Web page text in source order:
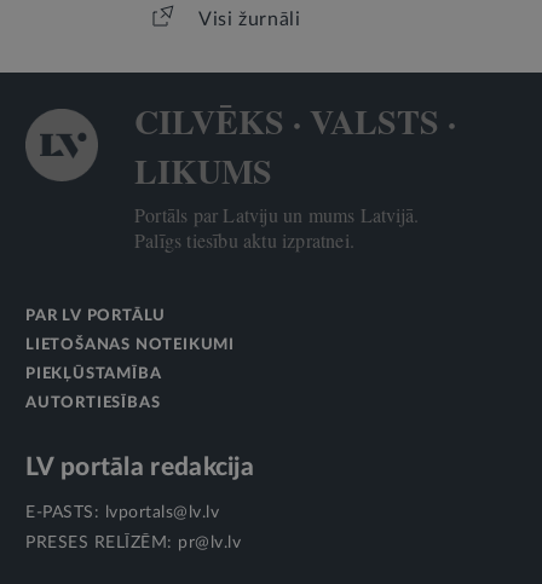
Visi žurnāli
CILVĒKS · VALSTS ·
LIKUMS
Portāls par Latviju un mums Latvijā.
Palīgs tiesību aktu izpratnei.
PAR LV PORTĀLU
LIETOŠANAS NOTEIKUMI
PIEKĻŪSTAMĪBA
AUTORTIESĪBAS
LV portāla redakcija
E-PASTS:
lvportals@lv.lv
PRESES RELĪZĒM: pr@lv.lv